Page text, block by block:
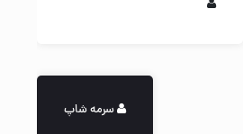
سرمه شاپ